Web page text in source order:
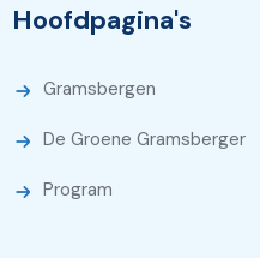
Hoofdpagina's
Gramsbergen
De Groene Gramsberger
Program